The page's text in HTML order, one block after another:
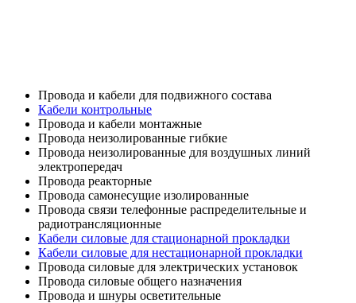
Провода и кабели для подвижного состава
Кабели контрольные
Провода и кабели монтажные
Провода неизолированные гибкие
Провода неизолированные для воздушных линий
электропередач
Провода реакторные
Провода самонесущие изолированные
Провода связи телефонные распределительные и
радиотрансляционные
Кабели силовые для стационарной прокладки
Кабели силовые для нестационарной прокладки
Провода силовые для электрических установок
Провода силовые общего назначения
Провода и шнуры осветительные